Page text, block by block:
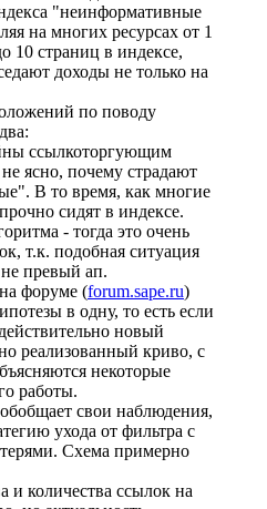
"неинформативные
на многих ресурсах от 1
10 страниц в индексе,
доходы не только на
по поводу
ссылкоторгующим
ясно, почему страдают
В то время, как многие
сидят в индексе.
- тогда это очень
т.к. подобная ситуация
превый ап.
форуме (forum.sape.ru)
в одну, то есть если
новый
реализованный криво, с
некоторые
работы.
свои наблюдения,
ухода от фильтра с
Схема примерно
и количества ссылок на